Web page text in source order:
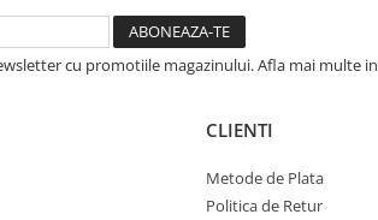
cu promotiile magazinului. Afla mai multe in
CLIENTI
Metode de Plata
Politica de Retur